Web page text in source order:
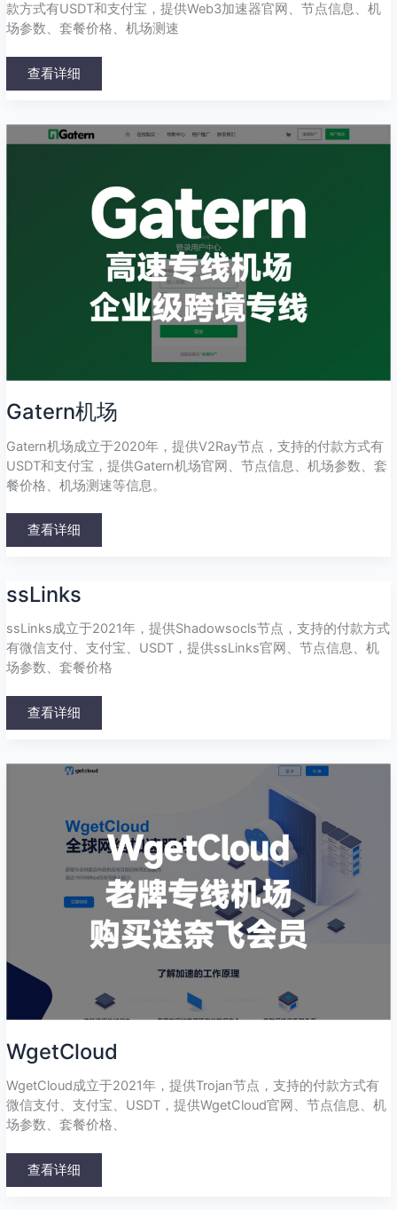
款方式有USDT和支付宝，提供Web3加速器官网、节点信息、机
场参数、套餐价格、机场测速
查看详细
Gatern机场
Gatern机场成立于2020年，提供V2Ray节点，支持的付款方式有
USDT和支付宝，提供Gatern机场官网、节点信息、机场参数、套
餐价格、机场测速等信息。
Gatern
机
查看详细
ssLinks
ssLinks成立于2021年，提供Shadowsocls节点，支持的付款方式
有微信支付、支付宝、USDT，提供ssLinks官网、节点信息、机
场参数、套餐价格
ssLinks
查看详细
WgetCloud
WgetCloud成立于2021年，提供Trojan节点，支持的付款方式有
微信支付、支付宝、USDT，提供WgetCloud官网、节点信息、机
场参数、套餐价格、
WgetCloud
查看详细